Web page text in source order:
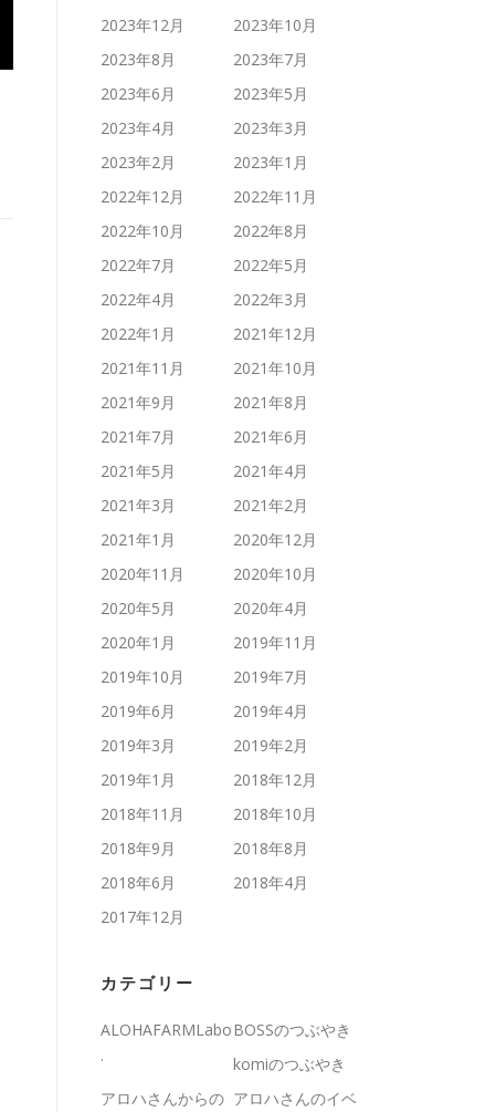
2023年12月
2023年10月
2023年8月
2023年7月
2023年6月
2023年5月
2023年4月
2023年3月
2023年2月
2023年1月
2022年12月
2022年11月
2022年10月
2022年8月
2022年7月
2022年5月
2022年4月
2022年3月
2022年1月
2021年12月
2021年11月
2021年10月
2021年9月
2021年8月
2021年7月
2021年6月
2021年5月
2021年4月
2021年3月
2021年2月
2021年1月
2020年12月
2020年11月
2020年10月
2020年5月
2020年4月
2020年1月
2019年11月
2019年10月
2019年7月
2019年6月
2019年4月
2019年3月
2019年2月
2019年1月
2018年12月
2018年11月
2018年10月
2018年9月
2018年8月
2018年6月
2018年4月
2017年12月
カテゴリー
ALOHAFARMLabo
.
BOSSのつぶやき
komiのつぶやき
アロハさんからの アロハさんのイベ